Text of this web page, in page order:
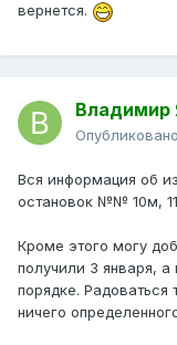
вернется.
Владимир
Опубликовано
Вся информация об
остановок №№ 10м,
Кроме этого могу
получили 3 января,
порядке. Радоваться
ничего